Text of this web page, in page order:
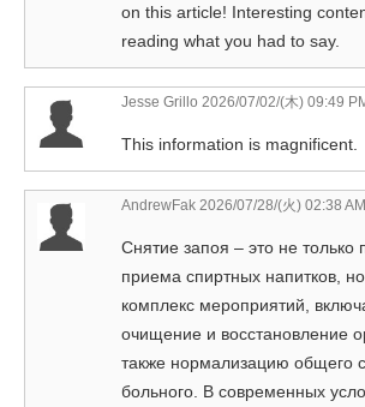
on this article! Interesting
reading what you had to say.
Jesse Grillo 2026/07/02/(木) 09:49
This information is magnificent.
AndrewFak 2026/07/28/(火) 02:38 AM
Снятие запоя – это не только
приема спиртных напитков,
комплекс мероприятий,
очищение и восстановление
также нормализацию общего
больного. В современных